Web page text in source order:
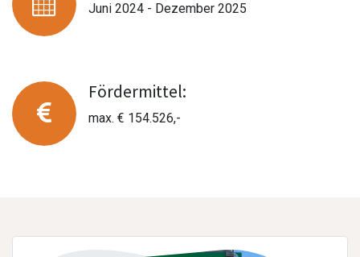
Juni 2024 - Dezember 2025
Fördermittel:
max. € 154.526,-